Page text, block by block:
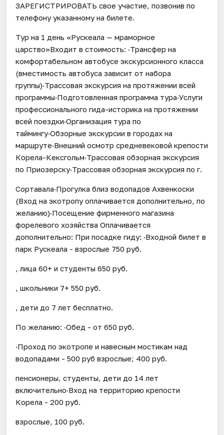
ЗАРЕГИСТРИРОВАТЬ свое участие, позвонив по
телефону указанному на билете.
Тур на 1 день «Рускеала — мраморное
царство»Входит в стоимость: ·Трансфер на
комфортабельном автобусе экскурсионного класса
(вместимость автобуса зависит от набора
группы)·Трассовая экскурсия на протяжении всей
программы·Подготовленная программа тура·Услуги
профессионального гида-историка на протяжении
всей поездки·Организация тура по
таймингу·Обзорные экскурсии в городах на
маршруте·Внешний осмотр средневековой крепости
Корела-Кексгольм·Трассовая обзорная экскурсия
по Приозерску·Трассовая обзорная экскурсия по г.
Сортавала·Прогулка близ водопадов Ахвенкоски
(Вход на экотропу оплачивается дополнительно, по
желанию)·Посещение фирменного магазина
форелевого хозяйства Оплачивается
дополнительно: При посадке гиду: ·Входной билет в
парк Рускеала - взрослые 750 руб.
, лица 60+ и студенты 650 руб.
, школьники 7+ 550 руб.
, дети до 7 лет бесплатно.
По желанию: ·Обед - от 650 руб.
·Проход по экотропе и навесным мостикам над
водопадами - 500 руб взрослые; 400 руб.
пенсионеры, студенты, дети до 14 лет
включительно·Вход на территорию крепости
Корела - 200 руб.
взрослые, 100 руб.